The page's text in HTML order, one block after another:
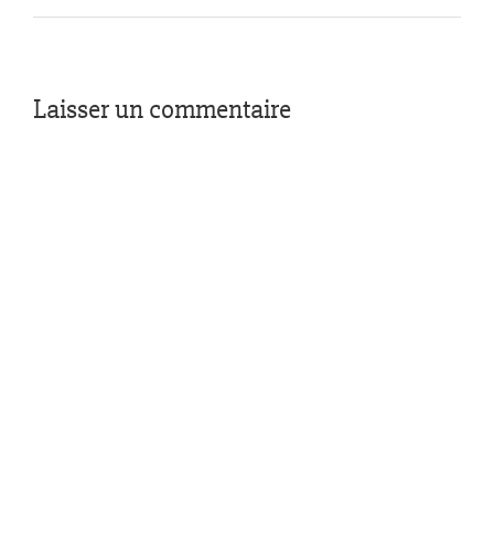
Laisser un commentaire